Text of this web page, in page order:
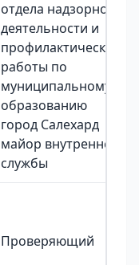
отдела надзорной
деятельности и
профилактической
работы по
муниципальному
образованию
город Салехард
майор внутренней
службы
Проверяющий